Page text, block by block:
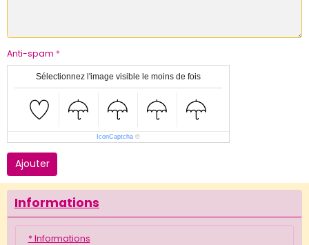
Anti-spam
Sélectionnez l'image visible le moins de fois
IconCaptcha ©
Ajouter
Informations
* Informations